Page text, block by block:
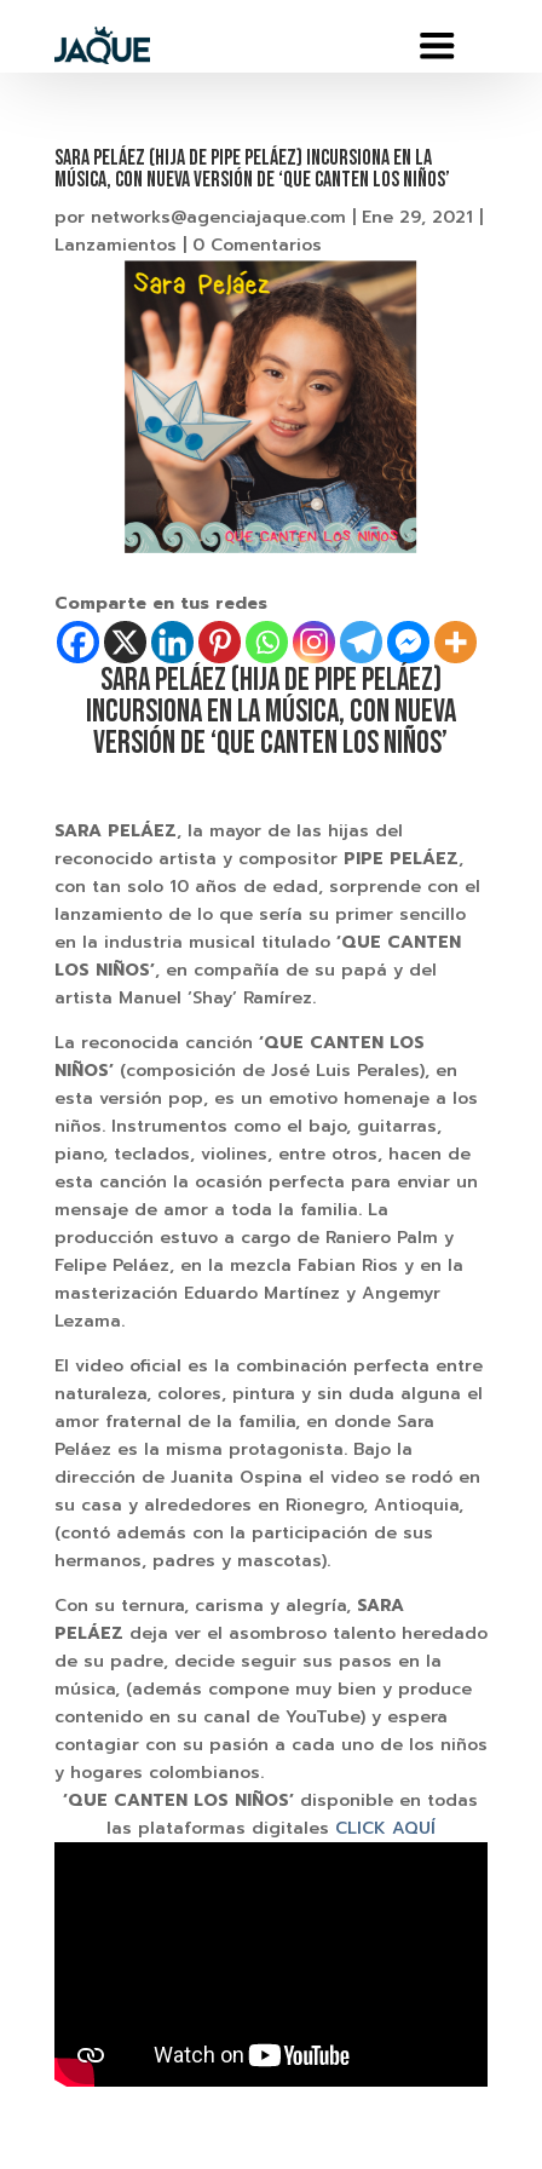
SARA PELÁEZ (HIJA DE PIPE PELÁEZ) INCURSIONA EN LA
MÚSICA, CON NUEVA VERSIÓN DE ‘QUE CANTEN LOS NIÑOS’
por networks@agenciajaque.com Ene 29, 2021
Lanzamientos
0 Comentarios
Comparte en tus redes
SARA PELÁEZ (HIJA DE PIPE PELÁEZ)
INCURSIONA EN LA MÚSICA, CON NUEVA
VERSIÓN DE ‘QUE CANTEN LOS NIÑOS’
SARA PELÁEZ, la mayor de las hijas del
reconocido artista y compositor PIPE PELÁEZ,
con tan solo 10 años de edad, sorprende con el
lanzamiento de lo que sería su primer sencillo
en la industria musical titulado ‘QUE CANTEN
LOS NIÑOS’, en compañía de su papá y del
artista Manuel ‘Shay’ Ramírez.
La reconocida canción ‘QUE CANTEN LOS
NIÑOS’ (composición de José Luis Perales), en
esta versión pop, es un emotivo homenaje a los
niños. Instrumentos como el bajo, guitarras,
piano, teclados, violines, entre otros, hacen de
esta canción la ocasión perfecta para enviar un
mensaje de amor a toda la familia. La
producción estuvo a cargo de Raniero Palm y
Felipe Peláez, en la mezcla Fabian Rios y en la
masterización Eduardo Martínez y Angemyr
Lezama.
El video oficial es la combinación perfecta entre
naturaleza, colores, pintura y sin duda alguna el
amor fraternal de la familia, en donde Sara
Peláez es la misma protagonista. Bajo la
dirección de Juanita Ospina el video se rodó en
su casa y alrededores en Rionegro, Antioquia,
(contó además con la participación de sus
hermanos, padres y mascotas).
Con su ternura, carisma y alegría, SARA
PELÁEZ deja ver el asombroso talento heredado
de su padre, decide seguir sus pasos en la
música, (además compone muy bien y produce
contenido en su canal de YouTube) y espera
contagiar con su pasión a cada uno de los niños
y hogares colombianos.
‘QUE CANTEN LOS NIÑOS’ disponible en todas
las plataformas digitales CLICK AQUÍ